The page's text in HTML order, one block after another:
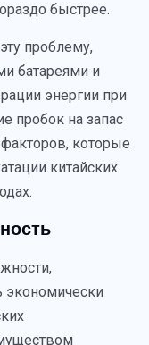
быстрее.
проблему,
батареями и
энергии при
пробок на запас
которые
китайских
экономически